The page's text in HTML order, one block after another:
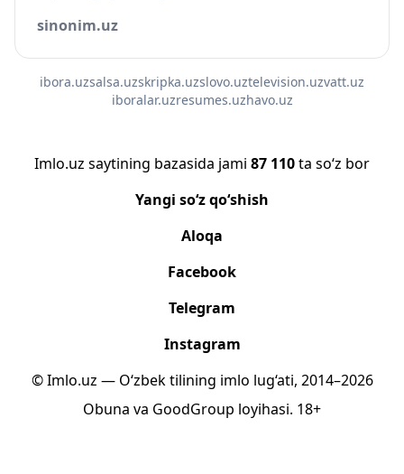
sinonim.uz
ibora.uzsalsa.uzskripka.uzslovo.uztelevision.uzvatt.uz
iboralar.uzresumes.uzhavo.uz
Imlo.uz saytining bazasida jami 87 110ta so‘z bor
Yangi so‘z qo‘shish
Aloqa
Facebook
Telegram
Instagram
© Imlo.uz — O‘zbek tilining imlo lug‘ati, 2014–2026
Obuna va GoodGroup loyihasi. 18+